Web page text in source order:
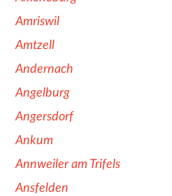
Amriswil
Amtzell
Andernach
Angelburg
Angersdorf
Ankum
Annweiler am Trifels
Ansfelden